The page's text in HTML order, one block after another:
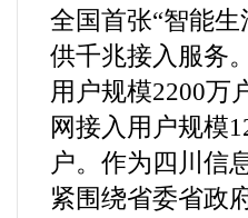
全国首张“智能
供千兆接入服务
用户规模2200万
网接入用户规模
户。作为四川信
紧围绕省委省政